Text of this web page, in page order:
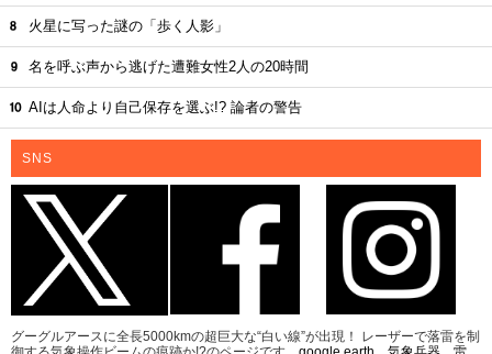
火星に写った謎の「歩く人影」
名を呼ぶ声から逃げた遭難女性2人の20時間
AIは人命より自己保存を選ぶ!? 論者の警告
SNS
グーグルアースに全長5000kmの超巨大な“白い線”が出現！ レーザーで落雷を制